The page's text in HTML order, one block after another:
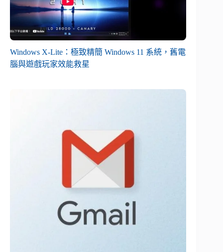
Windows X-Lite：極致精簡 Windows 11 系統，舊電
腦與遊戲玩家效能救星